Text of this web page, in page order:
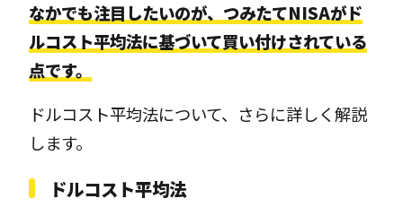
なかでも注目したいのが、つみたてNISAがド
ルコスト平均法に基づいて買い付けされている
点です。
ドルコスト平均法について、さらに詳しく解説
します。
ドルコスト平均法